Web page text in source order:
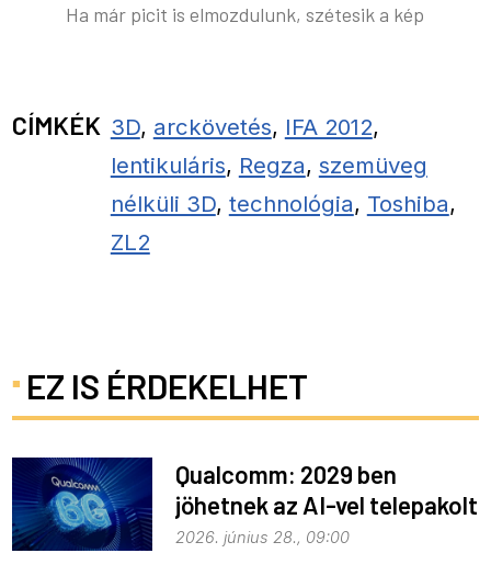
Ha már picit is elmozdulunk, szétesik a kép
CÍMKÉK 3D, arckövetés, IFA 2012,
lentikuláris, Regza, szemüveg
nélküli 3D, technológia, Toshiba,
ZL2
EZ IS ÉRDEKELHET
Qualcomm: 2029 ben
jöhetnek az AI-vel telepakolt
6G-s telefonok
2026. június 28., 09:00